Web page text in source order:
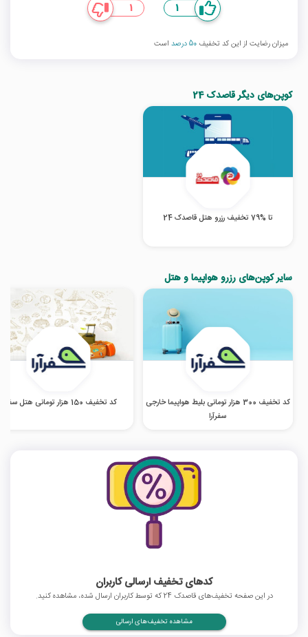
1
1
میزان رضایت از این کد تخفیف 50 درصد است
کوپن‌های دیگر قاصدک 24
تا %79 تخفیف رزرو هتل قاصدک 24
سایر کوپن‌های رزرو هواپیما و هتل
کد تخفیف 300 هزار تومانی بلیط هواپیما خارجی
سفرآرا
کد تخفیف 150 هزار تومانی هتل سفرآرا
کدهای تخفیف ارسالی کاربران
در این صفحه تخفیف‌های قاصدک 24 که توسط کاربران ارسال شده، مشاهده کنید.
مشاهده تخفیف‌های ارسالی